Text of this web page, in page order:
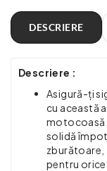
DESCRIERE
Descriere :
Asigură-ți
cu această
solidă
zburătoare,
pentru